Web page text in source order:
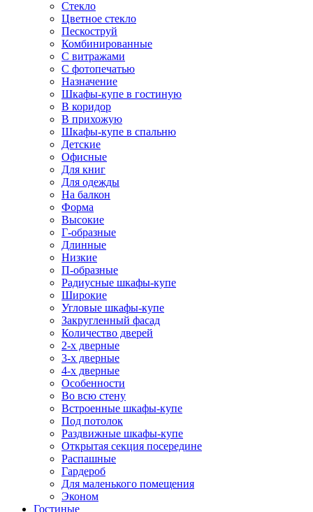
Стекло
Цветное стекло
Пескоструй
Комбинированные
С витражами
С фотопечатью
Назначение
Шкафы-купе в гостиную
В коридор
В прихожую
Шкафы-купе в спальню
Детские
Офисные
Для книг
Для одежды
На балкон
Форма
Высокие
Г-образные
Длинные
Низкие
П-образные
Радиусные шкафы-купе
Широкие
Угловые шкафы-купе
Закругленный фасад
Количество дверей
2-х дверные
3-х дверные
4-х дверные
Особенности
Во всю стену
Встроенные шкафы-купе
Под потолок
Раздвижные шкафы-купе
Открытая секция посередине
Распашные
Гардероб
Для маленького помещения
Эконом
Гостиные